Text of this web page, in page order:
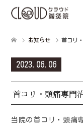
お知らせ 首コリ
2023.06.06
首コリ・頭痛専門
当院の首コリ・頭痛